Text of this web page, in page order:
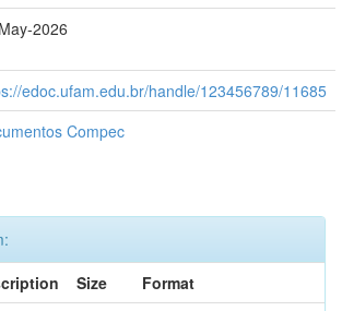
2026
edoc.ufam.edu.br/handle/123456789/11685
Compec
Size
Format